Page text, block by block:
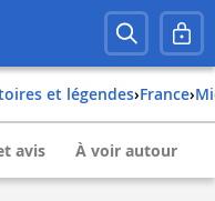
et légendes› france›
avis À voir autour